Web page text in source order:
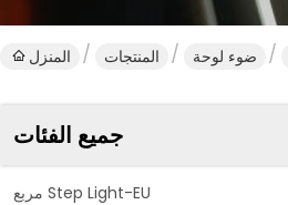
المنزل المنتجات ضوء لوحة
جميع الفئات
مربع Step Light-EU